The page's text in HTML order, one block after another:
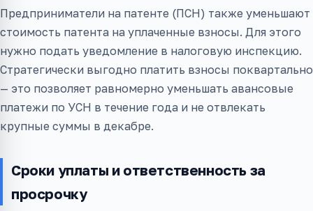
Предприниматели на патенте (ПСН) также уменьшают
стоимость патента на уплаченные взносы. Для этого
нужно подать уведомление в налоговую инспекцию.
Стратегически выгодно платить взносы поквартально
— это позволяет равномерно уменьшать авансовые
платежи по УСН в течение года и не отвлекать
крупные суммы в декабре.
Сроки уплаты и ответственность за
просрочку